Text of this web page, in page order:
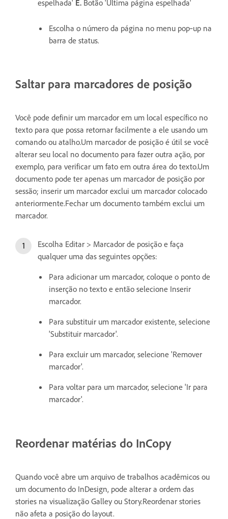
espelhada' E. Botão 'Última página espelhada'
Escolha o número da página no menu pop‑up na
barra de status.
Saltar para marcadores de posição
Você pode definir um marcador em um local específico no
texto para que possa retornar facilmente a ele usando um
comando ou atalho.Um marcador de posição é útil se você
alterar seu local no documento para fazer outra ação, por
exemplo, para verificar um fato em outra área do texto.Um
documento pode ter apenas um marcador de posição por
sessão; inserir um marcador exclui um marcador colocado
anteriormente.Fechar um documento também exclui um
marcador.
Escolha Editar > Marcador de posição e faça
qualquer uma das seguintes opções:
Para adicionar um marcador, coloque o ponto de
inserção no texto e então selecione Inserir
marcador.
Para substituir um marcador existente, selecione
'Substituir marcador'.
Para excluir um marcador, selecione 'Remover
marcador'.
Para voltar para um marcador, selecione 'Ir para
marcador'.
Reordenar matérias do InCopy
Quando você abre um arquivo de trabalhos acadêmicos ou
um documento do InDesign, pode alterar a ordem das
stories na visualização Galley ou Story.Reordenar stories
não afeta a posição do layout.